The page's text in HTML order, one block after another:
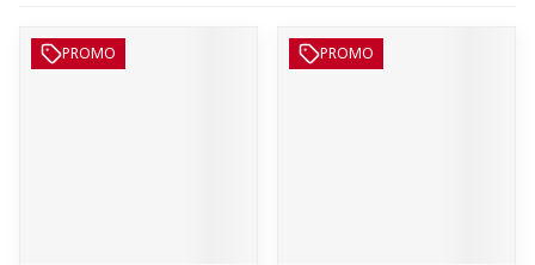
PROMO PROMO